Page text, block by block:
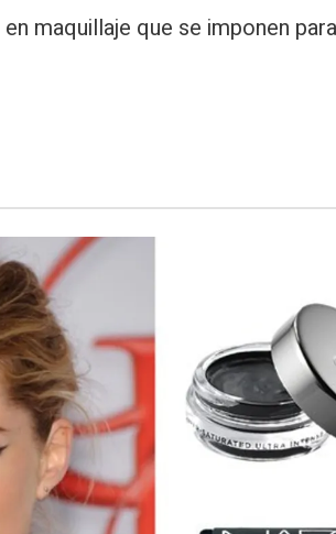
maquillaje que se imponen